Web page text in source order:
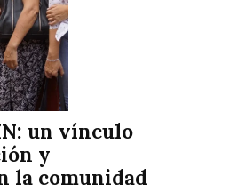
un vínculo
y
la comunidad